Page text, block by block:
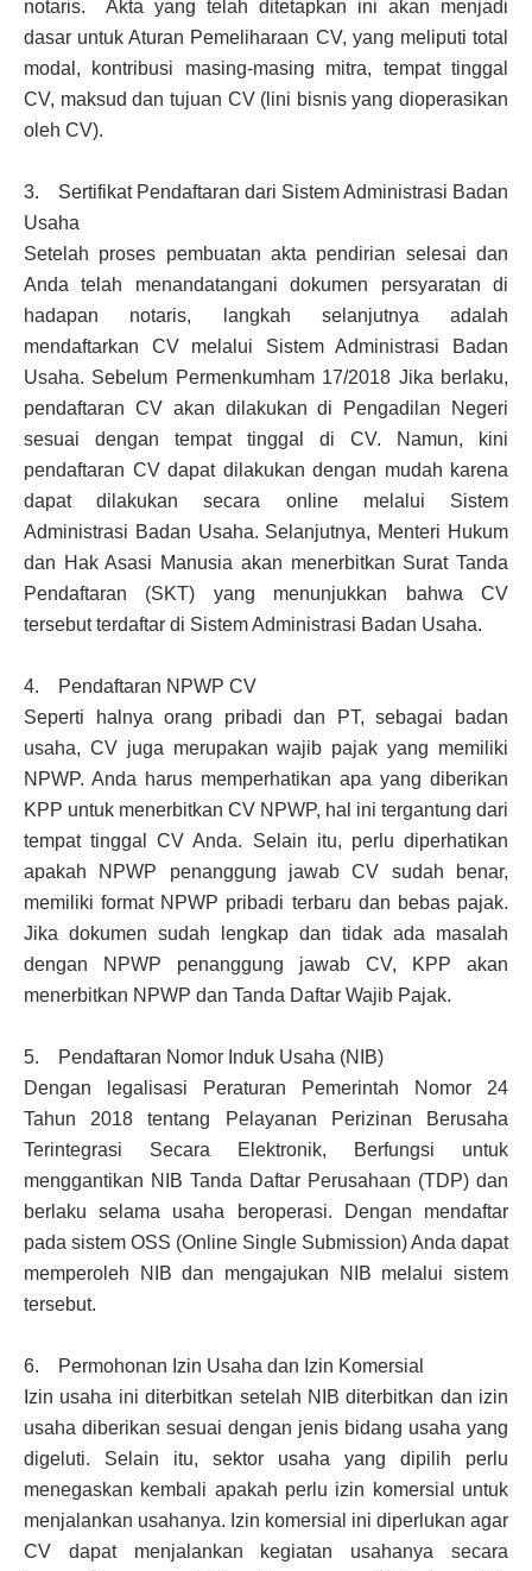
notaris. Akta yang telah ditetapkan ini akan menjadi
dasar untuk Aturan Pemeliharaan CV, yang meliputi total
modal, kontribusi masing-masing mitra, tempat tinggal
CV, maksud dan tujuan CV (lini bisnis yang dioperasikan
oleh CV).
3. Sertifikat Pendaftaran dari Sistem Administrasi Badan
Usaha
Setelah proses pembuatan akta pendirian selesai dan
Anda telah menandatangani dokumen persyaratan di
hadapan notaris, langkah selanjutnya adalah
mendaftarkan CV melalui Sistem Administrasi Badan
Usaha. Sebelum Permenkumham 17/2018 Jika berlaku,
pendaftaran CV akan dilakukan di Pengadilan Negeri
sesuai dengan tempat tinggal di CV. Namun, kini
pendaftaran CV dapat dilakukan dengan mudah karena
dapat dilakukan secara online melalui Sistem
Administrasi Badan Usaha. Selanjutnya, Menteri Hukum
dan Hak Asasi Manusia akan menerbitkan Surat Tanda
Pendaftaran (SKT) yang menunjukkan bahwa CV
tersebut terdaftar di Sistem Administrasi Badan Usaha.
4. Pendaftaran NPWP CV
Seperti halnya orang pribadi dan PT, sebagai badan
usaha, CV juga merupakan wajib pajak yang memiliki
NPWP. Anda harus memperhatikan apa yang diberikan
KPP untuk menerbitkan CV NPWP, hal ini tergantung dari
tempat tinggal CV Anda. Selain itu, perlu diperhatikan
apakah NPWP penanggung jawab CV sudah benar,
memiliki format NPWP pribadi terbaru dan bebas pajak.
Jika dokumen sudah lengkap dan tidak ada masalah
dengan NPWP penanggung jawab CV, KPP akan
menerbitkan NPWP dan Tanda Daftar Wajib Pajak.
5. Pendaftaran Nomor Induk Usaha (NIB)
Dengan legalisasi Peraturan Pemerintah Nomor 24
Tahun 2018 tentang Pelayanan Perizinan Berusaha
Terintegrasi Secara Elektronik, Berfungsi untuk
menggantikan NIB Tanda Daftar Perusahaan (TDP) dan
berlaku selama usaha beroperasi. Dengan mendaftar
pada sistem OSS (Online Single Submission) Anda dapat
memperoleh NIB dan mengajukan NIB melalui sistem
tersebut.
6. Permohonan Izin Usaha dan Izin Komersial
Izin usaha ini diterbitkan setelah NIB diterbitkan dan izin
usaha diberikan sesuai dengan jenis bidang usaha yang
digeluti. Selain itu, sektor usaha yang dipilih perlu
menegaskan kembali apakah perlu izin komersial untuk
menjalankan usahanya. Izin komersial ini diperlukan agar
CV dapat menjalankan kegiatan usahanya secara